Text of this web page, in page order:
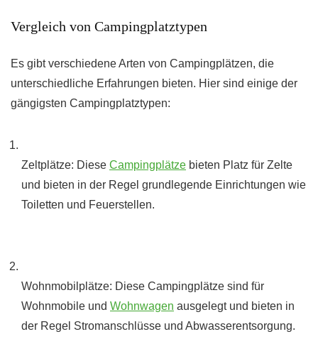
Vergleich von Campingplatztypen
Es gibt verschiedene Arten von Campingplätzen, die
unterschiedliche Erfahrungen bieten. Hier sind einige der
gängigsten Campingplatztypen:
Zeltplätze: Diese Campingplätze bieten Platz für Zelte
und bieten in der Regel grundlegende Einrichtungen wie
Toiletten und Feuerstellen.
Wohnmobilplätze: Diese Campingplätze sind für
Wohnmobile und Wohnwagen ausgelegt und bieten in
der Regel Stromanschlüsse und Abwasserentsorgung.